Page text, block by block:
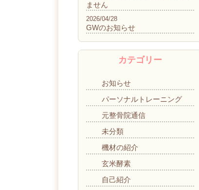
ません
GWのお知らせ
2026/04/28
カテゴリー
お知らせ
パーソナルトレーニング
元整骨院通信
未分類
機材の紹介
玄米酵素
自己紹介